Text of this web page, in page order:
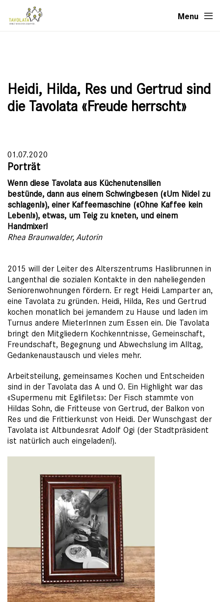
Menu
Heidi, Hilda, Res und Gertrud sind
die Tavolata «Freude herrscht»
01.07.2020
Porträt
Wenn diese Tavolata aus Küchenutensilien
bestünde, dann aus einem Schwingbesen («Um Nidel zu
schlagen!»), einer Kaffeemaschine («Ohne Kaffee kein
Leben!»), etwas, um Teig zu kneten, und einem
Handmixer!
Rhea Braunwalder, Autorin
2015 will der Leiter des Alterszentrums Haslibrunnen in
Langenthal die sozialen Kontakte in den naheliegenden
Seniorenwohnungen fördern. Er regt Heidi Lamparter an,
eine Tavolata zu gründen. Heidi, Hilda, Res und Gertrud
kochen monatlich bei jemandem zu Hause und laden im
Turnus andere MieterInnen zum Essen ein. Die Tavolata
bringt den Mitgliedern Kochkenntnisse, Gemeinschaft,
Freundschaft, Begegnung und Abwechslung im Alltag,
Gedankenaustausch und vieles mehr.
Arbeitsteilung, gemeinsames Kochen und Entscheiden
sind in der Tavolata das A und O. Ein Highlight war das
«Supermenu mit Eglifilets»: Der Fisch stammte von
Hildas Sohn, die Fritteuse von Gertrud, der Balkon von
Res und die Frittierkunst von Heidi. Der Wunschgast der
Tavolata ist Altbundesrat Adolf Ogi (der Stadtpräsident
ist natürlich auch eingeladen!).